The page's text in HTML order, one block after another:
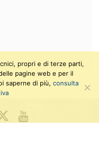
w
propri e di terze parti,
pagine web e per il
saperne di più, consulta